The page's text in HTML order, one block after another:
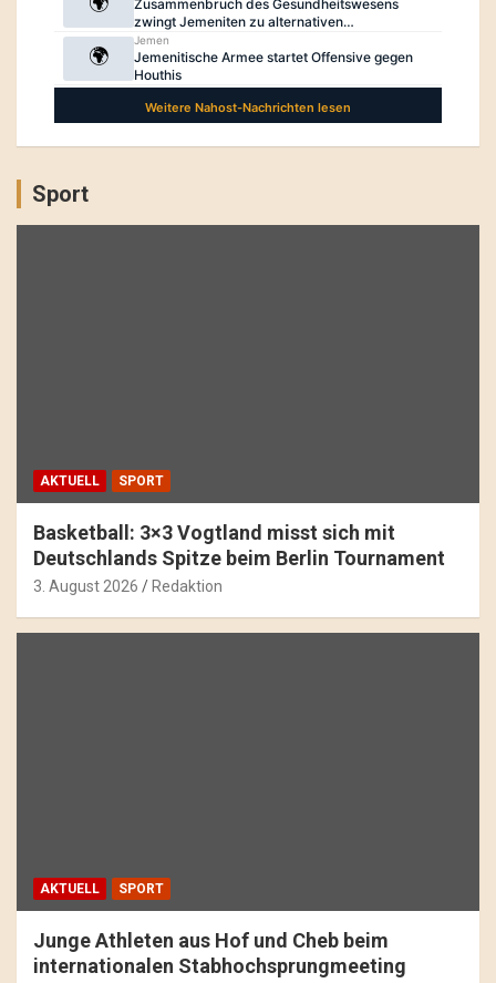
Sport
AKTUELL SPORT
Basketball: 3×3 Vogtland misst sich mit
Deutschlands Spitze beim Berlin Tournament
3. August 2026 Redaktion
AKTUELL SPORT
Junge Athleten aus Hof und Cheb beim
internationalen Stabhochsprungmeeting